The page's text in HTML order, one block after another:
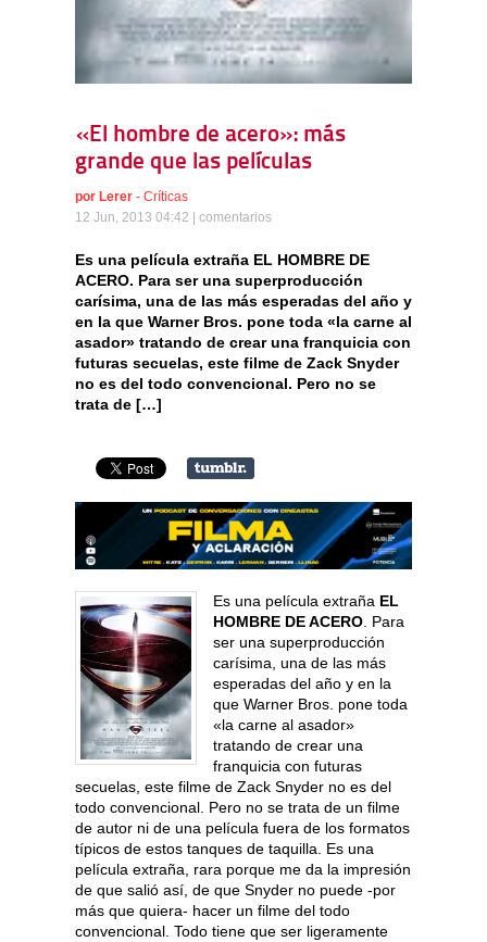
«El hombre de acero»: más
grande que las películas
por Lerer - Críticas
12 Jun, 2013 04:42 | comentarios
Es una película extraña EL HOMBRE DE
ACERO. Para ser una superproducción
carísima, una de las más esperadas del año y
en la que Warner Bros. pone toda «la carne al
asador» tratando de crear una franquicia con
futuras secuelas, este filme de Zack Snyder
no es del todo convencional. Pero no se
trata de […]
Es una película extraña EL
HOMBRE DE ACERO . Para
ser una superproducción
carísima, una de las más
esperadas del año y en la
que Warner Bros. pone toda
«la carne al asador»
tratando de crear una
franquicia con futuras
secuelas, este filme de Zack Snyder no es del
todo convencional. Pero no se trata de un filme
de autor ni de una película fuera de los formatos
típicos de estos tanques de taquilla. Es una
película extraña, rara porque me da la impresión
de que salió así, de que Snyder no puede -por
más que quiera- hacer un filme del todo
convencional. Todo tiene que ser ligeramente